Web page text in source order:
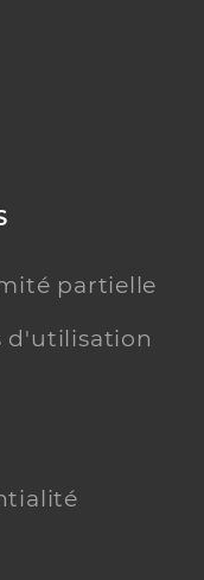
partielle
d'utilisation